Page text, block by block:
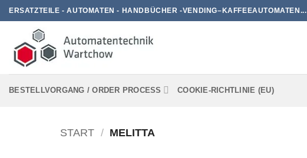
Zum
Inhalt
springen
ERSATZTEILE - AUTOMATEN - HANDBÜCHER -VENDING–KAFFEEAUTOMATEN...
BESTELLVORGANG / ORDER PROCESS COOKIE-RICHTLINIE (EU)
START / MELITTA